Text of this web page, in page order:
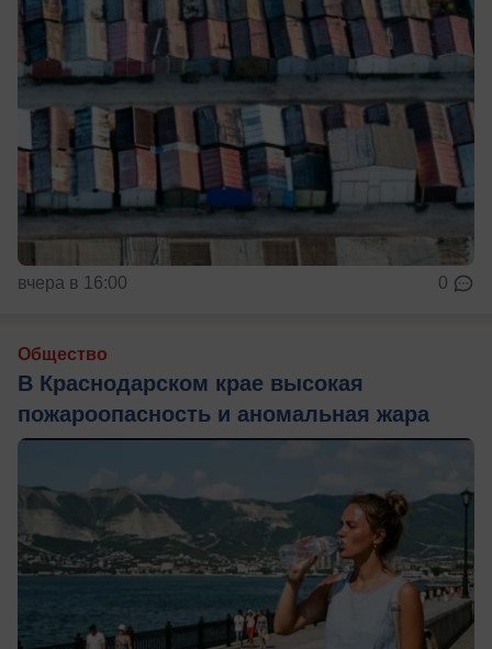
вчера в 16:00 0
Общество
В Краснодарском крае высокая
пожароопасность и аномальная жара